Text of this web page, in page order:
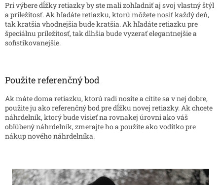
Pri výbere dĺžky retiazky by ste mali zohľadniť aj svoj vlastný štýl
a príležitosť. Ak hľadáte retiazku, ktorú môžete nosiť každý deň,
tak kratšia vhodnejšia bude kratšia. Ak hľadáte retiazku pre
špeciálnu príležitosť, tak dlhšia bude vyzerať elegantnejšie a
sofistikovanejšie.
Použite referenčný bod
Ak máte doma retiazku, ktorú radi nosíte a cítite sa v nej dobre,
použite ju ako referenčný bod pre dĺžku novej retiazky. Ak chcete
náhrdelník, ktorý bude visieť na rovnakej úrovni ako váš
obľúbený náhrdelník, zmerajte ho a použite ako vodítko pre
nákup nového náhrdelníka.